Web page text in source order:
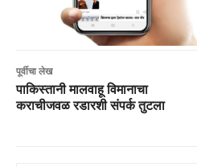
पूर्वीचा लेख
पाकिस्तानी मालवाहू विमानाचा
कराचीजवळ रडारशी संपर्क तुटला